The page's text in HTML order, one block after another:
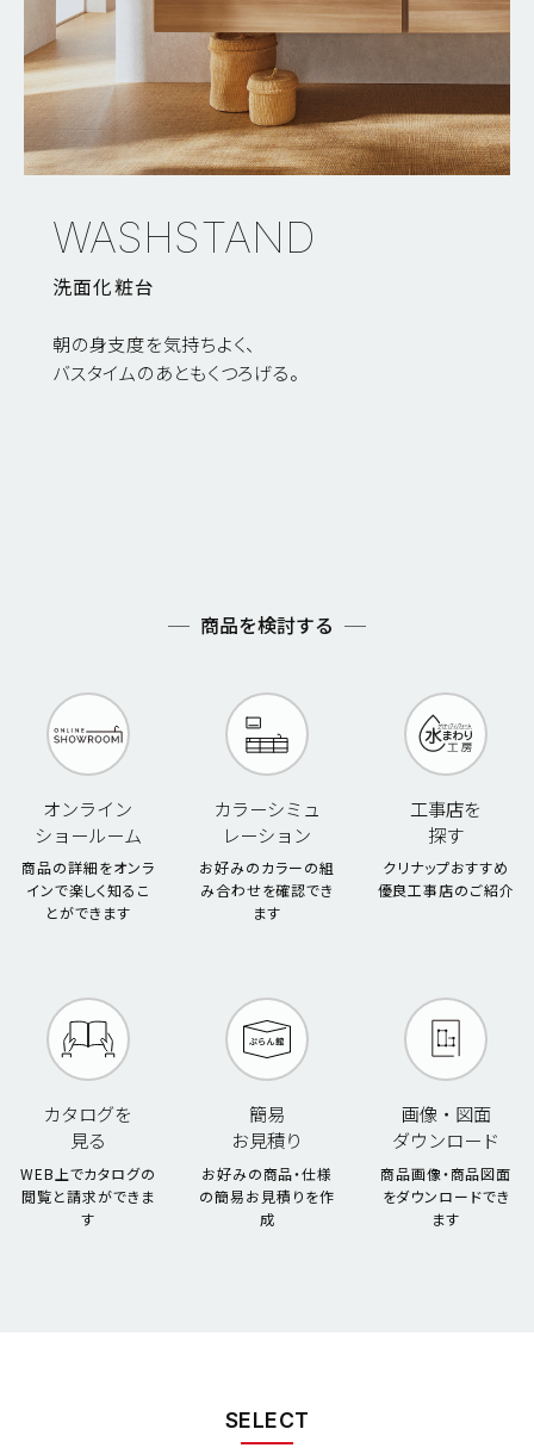
WASHSTAND
洗面化粧台
朝の身支度を気持ちよく、
バスタイムのあともくつろげる。
商品を検討する
オンライン
ショールーム
商品の詳細をオンラ
インで楽しく知るこ
とができます
カラーシミュ
レーション
お好みのカラーの組
み合わせを確認でき
ます
工事店を
探す
クリナップおすすめ
優良工事店のご紹介
カタログを
見る
WEB上でカタログの
閲覧と請求ができま
す
簡易
お見積り
お好みの商品・仕様
の簡易お見積りを作
成
画像・図面
ダウンロード
商品画像・商品図面
をダウンロードでき
ます
SELECT